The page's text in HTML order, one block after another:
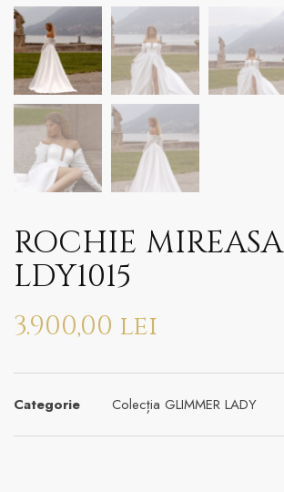
ROCHIE MIREASA
LDY1015
3.900,00 lei
Categorie Colecția GLIMMER LADY